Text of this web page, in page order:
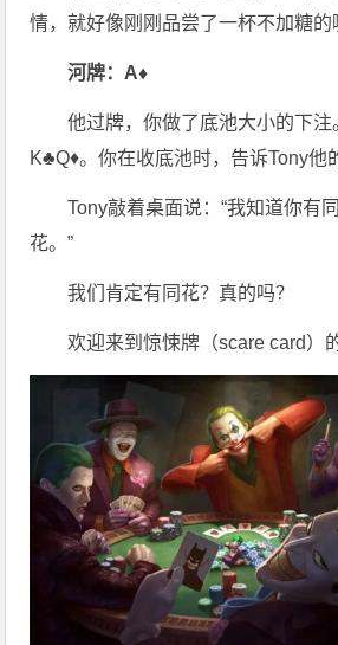
情，就好像刚刚品尝了一杯不加糖的
河牌：A♦
他过牌，你做了底池大小的下注
K♣Q♦。你在收底池时，告诉Tony他
Tony敲着桌面说：“我知道你有
花。”
我们肯定有同花？真的吗？
欢迎来到惊悚牌（scare card）